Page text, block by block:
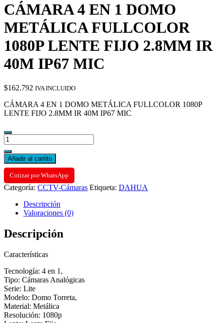
CÁMARA 4 EN 1 DOMO
METÁLICA FULLCOLOR
1080P LENTE FIJO 2.8MM IR
40M IP67 MIC
$162.792 IVA INCLUIDO
CÁMARA 4 EN 1 DOMO METÁLICA FULLCOLOR 1080P
LENTE FIJO 2.8MM IR 40M IP67 MIC
CÁMARA
4
EN
1
DOMO
METÁLICA
FULLCOLOR
LENTE
FIJO
IR
IP67
cantidad
Añadir al carrito
Cotizar por WhatsApp
Categoría: CCTV-Cámaras Etiqueta: DAHUA
Descripción
Valoraciones (0)
Descripción
Características
Tecnología: 4 en 1,
Tipo: Cámaras Analógicas
Serie: Lite
Modelo: Domo Torreta,
Material: Metálica
Resolución: 1080p